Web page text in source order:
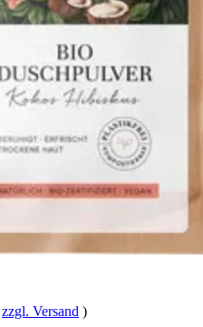
zzgl. Versand )